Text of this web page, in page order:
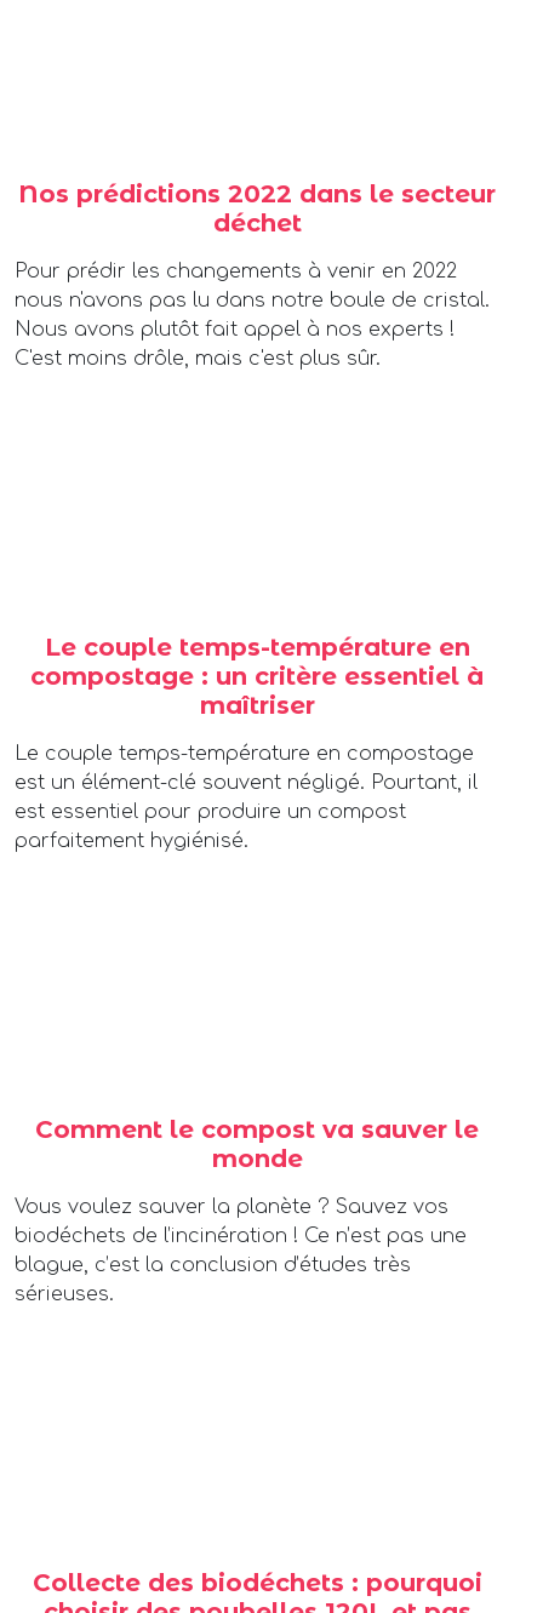
Nos prédictions 2022 dans le secteur
déchet
Pour prédir les changements à venir en 2022
nous n'avons pas lu dans notre boule de cristal.
Nous avons plutôt fait appel à nos experts !
C'est moins drôle, mais c'est plus sûr.
Le couple temps-température en
compostage : un critère essentiel à
maîtriser
Le couple temps-température en compostage
est un élément-clé souvent négligé. Pourtant, il
est essentiel pour produire un compost
parfaitement hygiénisé.
Comment le compost va sauver le
monde
Vous voulez sauver la planète ? Sauvez vos
biodéchets de l’incinération ! Ce n’est pas une
blague, c’est la conclusion d’études très
sérieuses.
Collecte des biodéchets : pourquoi